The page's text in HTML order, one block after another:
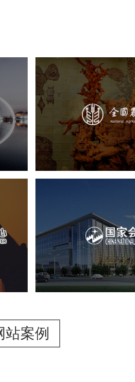
农业
文化艺术 展馆网站建
数字博物馆建设
展厅
公司展厅设计
北京展
心 国家会
服务行业 专业服务
站案例